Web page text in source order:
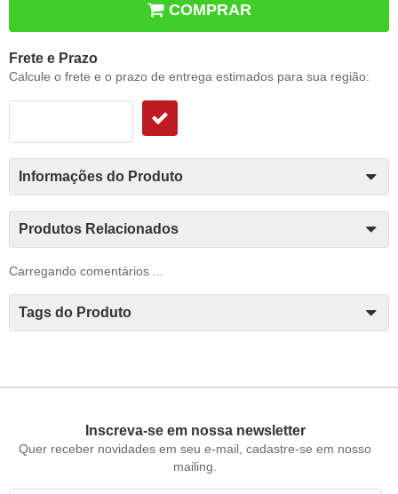
COMPRAR
Frete e Prazo
Calcule o frete e o prazo de entrega estimados para sua região:
Informações do Produto
Produtos Relacionados
Carregando comentários ...
Tags do Produto
Inscreva-se em nossa newsletter
Quer receber novidades em seu e-mail, cadastre-se em nosso
mailing.